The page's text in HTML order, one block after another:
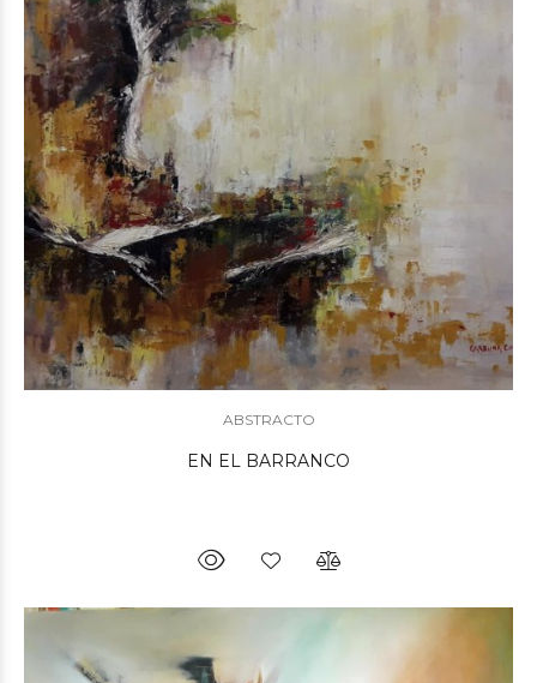
ABSTRACTO
EN EL BARRANCO